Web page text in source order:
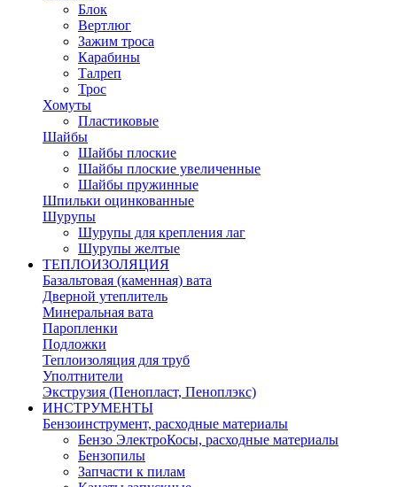
Блок
Вертлюг
Зажим троса
Карабины
Талреп
Трос
Хомуты
Пластиковые
Шайбы
Шайбы плоские
Шайбы плоские увеличенные
Шайбы пружинные
Шпильки оцинкованные
Шурупы
Шурупы для крепления лаг
Шурупы желтые
ТЕПЛОИЗОЛЯЦИЯ
Базальтовая (каменная) вата
Дверной утеплитель
Минеральная вата
Паропленки
Подложки
Теплоизоляция для труб
Уполтнители
Экструзия (Пенопласт, Пеноплэкс)
ИНСТРУМЕНТЫ
Бензоинструмент, расходные материалы
Бензо ЭлектроКосы, расходные материалы
Бензопилы
Запчасти к пилам